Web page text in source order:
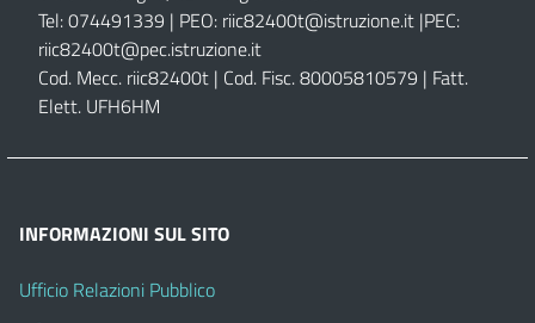
Tel: 074491339 | PEO: riic82400t@istruzione.it |PEC:
riic82400t@pec.istruzione.it
Cod. Mecc. riic82400t | Cod. Fisc. 80005810579 | Fatt.
Elett. UFH6HM
INFORMAZIONI SUL SITO
Ufficio Relazioni Pubblico